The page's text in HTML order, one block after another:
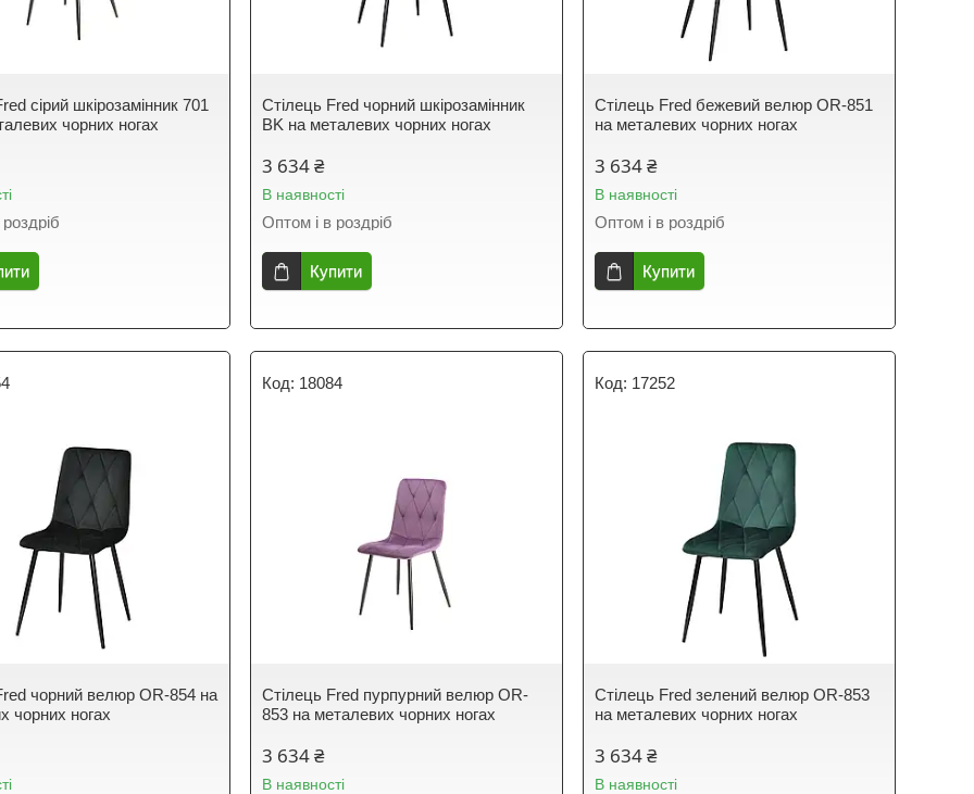
сірий шкірозамінник 701
чорних ногах
Стілець Fred чорний шкірозамінник
BK на металевих чорних ногах
3 634 ₴
В наявності
Оптом і в роздріб
Купити
Стілець Fred бежевий велюр OR-851
на металевих чорних ногах
3 634 ₴
В наявності
Оптом і в роздріб
Купити
чорний велюр OR-854 на
чорних ногах
18084
Стілець Fred пурпурний велюр OR-
853 на металевих чорних ногах
3 634 ₴
В наявності
17252
Стілець Fred зелений велюр OR-853
на металевих чорних ногах
3 634 ₴
В наявності